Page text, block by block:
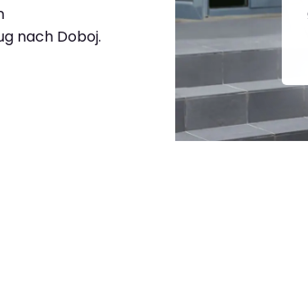
nach Doboj.